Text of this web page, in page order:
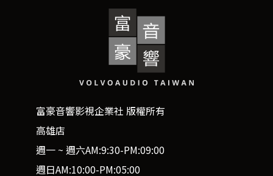
富豪音響影視企業社 版權所有
高雄店
週一 ~ 週六AM:9:30-PM:09:00
週日AM:10:00-PM:05:00